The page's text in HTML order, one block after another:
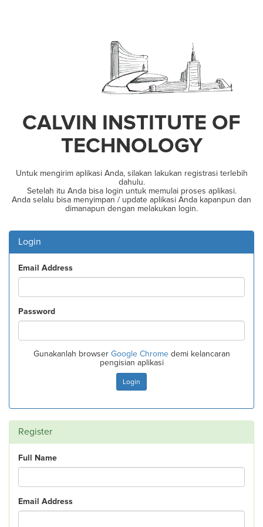
CALVIN INSTITUTE OF
TECHNOLOGY
Untuk mengirim aplikasi Anda, silakan lakukan registrasi terlebih
dahulu.
Setelah itu Anda bisa login untuk memulai proses aplikasi.
Anda selalu bisa menyimpan / update aplikasi Anda kapanpun dan
dimanapun dengan melakukan login.
Login
Email Address
Password
Gunakanlah browser Google Chromedemi kelancaran
pengisian aplikasi
Login
Register
Full Name
Email Address